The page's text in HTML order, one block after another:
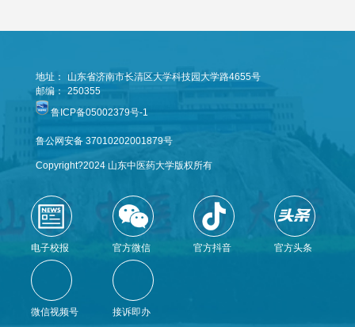
地址：
山东省济南市长清区大学科技园大学路4655号
邮编：
250355
鲁ICP备05002379号-1
鲁公网安备 37010202001879号
Copyright?2024 山东中医药大学版权所有
电子校报 官方微信 官方抖音 官方头条
微信视频号 接诉即办